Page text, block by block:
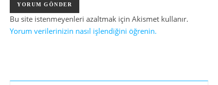
Bu site istenmeyenleri azaltmak için Akismet kullanır.
Yorum verilerinizin nasıl işlendiğini öğrenin.